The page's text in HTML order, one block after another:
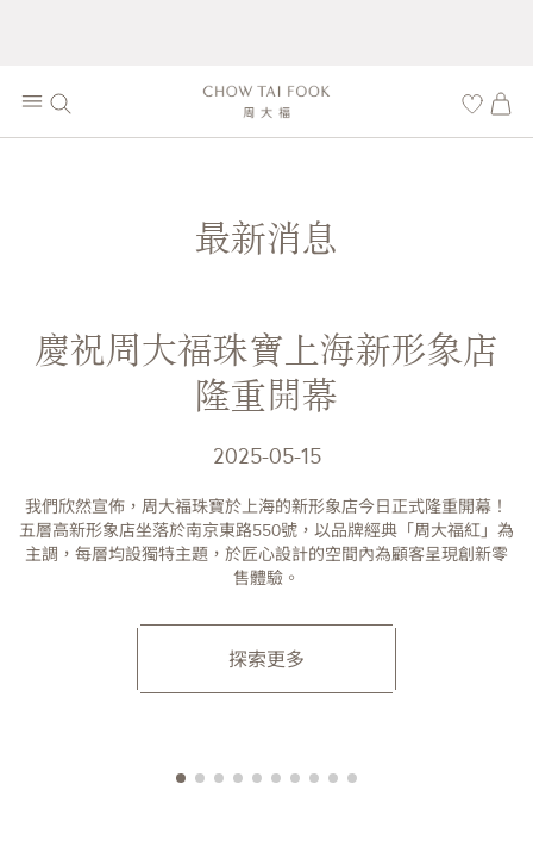
最新消息
慶祝周大福珠寶上海新形象店
隆重開幕
2025-05-15
我們欣然宣佈，周大福珠寶於上海的新形象店今日正式隆重開幕！
五層高新形象店坐落於南京東路550號，以品牌經典「周大福紅」為
主調，每層均設獨特主題，於匠心設計的空間內為顧客呈現創新零
售體驗。
探索更多